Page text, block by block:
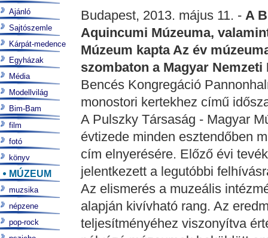
Budapest, 2013. május 11. - A
Aquincumi Múzeuma,
Múzeum kapta Az év
szombaton a Magyar Nemzeti
Bencés Kongregáció
monostori kertekhez című
A Pulszky Társaság - Magyar
évtizede minden esztendőben
cím elnyerésére. Előző évi
jelentkezett a legutóbbi
Az elismerés a muzeális
alapján kivívható rang. Az
teljesítményéhez viszonyítva
Ajánló
Sajtószemle
Kárpát-medence
Egyházak
Média
Modellvilág
Bim-Bam
film
fotó
könyv
MÚZEUM
muzsika
népzene
pop-rock